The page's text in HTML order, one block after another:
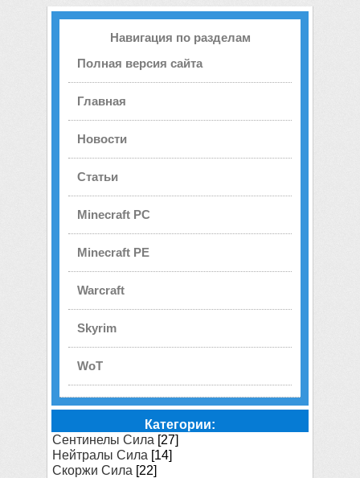
Навигация по разделам
Полная версия сайта
Главная
Новости
Статьи
Minecraft PC
Minecraft PE
Warcraft
Skyrim
WoT
Категории:
Сентинелы Сила [27]
Нейтралы Сила [14]
Скоржи Сила [22]